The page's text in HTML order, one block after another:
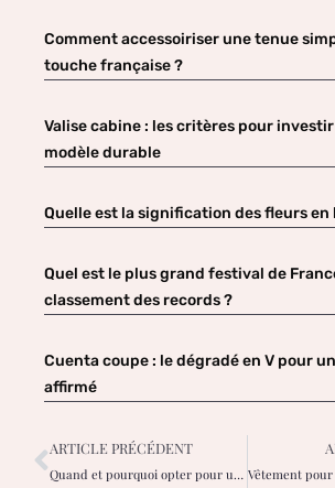
Comment accessoiriser une tenue
touche française ?
Valise cabine : les critères pour
modèle durable
Quelle est la signification des fleurs en
Quel est le plus grand festival de
classement des records ?
Cuenta coupe : le dégradé en V pour
affirmé
ARTICLE PRÉCÉDENT
Quand et pourquoi opter pour une opération de la myopie à Paris ?